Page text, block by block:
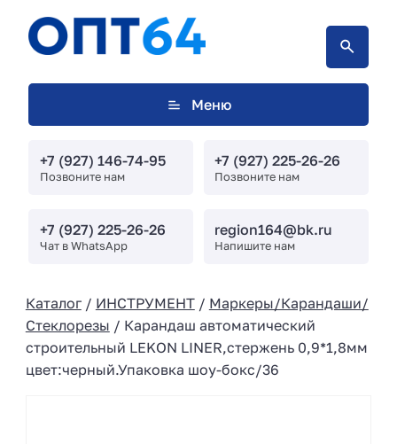
Меню
+7 (927) 146-74-95
Позвоните нам
+7 (927) 225-26-26
Позвоните нам
+7 (927) 225-26-26
Чат в WhatsApp
region164@bk.ru
Напишите нам
Каталог/ ИНСТРУМЕНТ/ Маркеры/Карандаши/
Стеклорезы / Карандаш автоматический
строительный LEKON LINER,стержень 0,9*1,8мм
цвет:черный.Упаковка шоу-бокс/36